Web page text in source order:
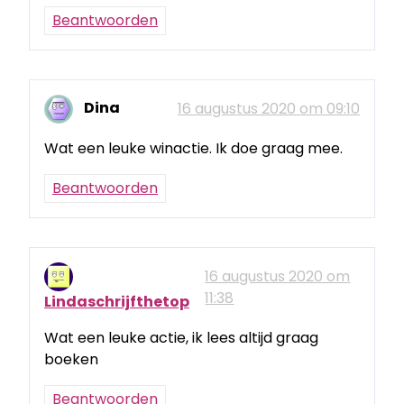
Beantwoorden
Dina
16 augustus 2020 om 09:10
Wat een leuke winactie. Ik doe graag mee.
Beantwoorden
Lindaschrijfthetop
16 augustus 2020 om
11:38
Wat een leuke actie, ik lees altijd graag
boeken
Beantwoorden